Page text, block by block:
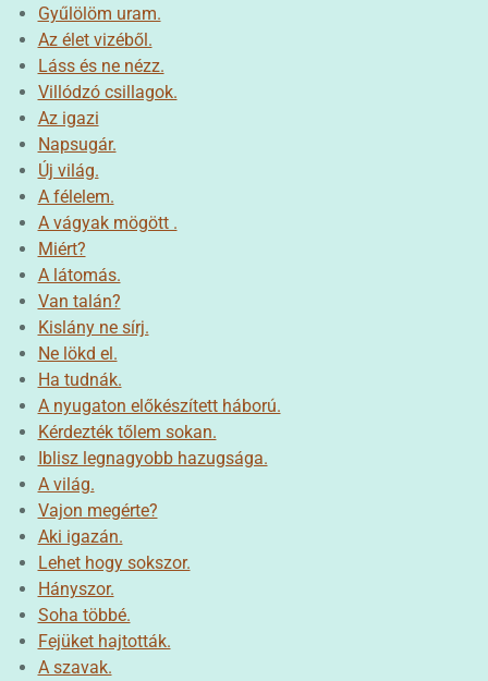
Gyűlölöm uram.
Az élet vizéből.
Láss és ne nézz.
Villódzó csillagok.
Az igazi
Napsugár.
Új világ.
A félelem.
A vágyak mögött .
Miért?
A látomás.
Van talán?
Kislány ne sírj.
Ne lökd el.
Ha tudnák.
A nyugaton előkészített háború.
Kérdezték tőlem sokan.
Iblisz legnagyobb hazugsága.
A világ.
Vajon megérte?
Aki igazán.
Lehet hogy sokszor.
Hányszor.
Soha többé.
Fejüket hajtották.
A szavak.